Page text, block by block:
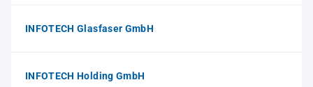
INFOTECH Glasfaser GmbH
INFOTECH Holding GmbH